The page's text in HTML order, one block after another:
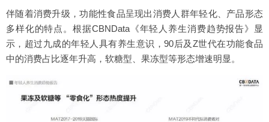
伴随着消费升级，功能性食品呈现出消费人群年轻化、产品形态
多样化的特点。根据CBNData《年轻人养生消费趋势报告》显
示，超过九成的年轻人具有养生意识，90后及Z世代在功能食品
中的消费占比逐年升高，软糖型、果冻型等形态增速明显。